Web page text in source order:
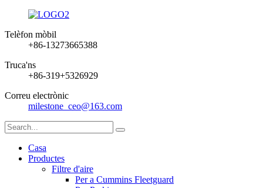
Telèfon mòbil
+86-13273665388
Truca'ns
+86-319+5326929
Correu electrònic
milestone_ceo@163.com
Casa
Productes
Filtre d'aire
Per a Cummins Fleetguard